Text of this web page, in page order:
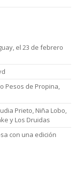
el 23 de febrero
Pesos de Propina,
Prieto, Niña Lobo,
y Los Druidas
con una edición